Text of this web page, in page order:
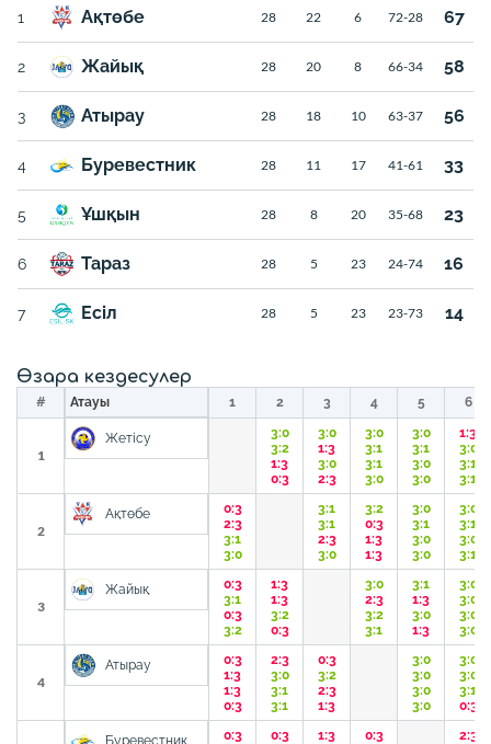
1 Ақтөбе 28 22 6 72-28 67
2 Жайық 28 20 8 66-34 58
3 Атырау 28 18 10 63-37 56
4 Буревестник 28 11 17 41-61 33
5 Ұшқын 28 8 20 35-68 23
6 Тараз 28 5 23 24-74 16
7 Есіл 28 5 23 23-73 14
Өзара кездесулер
# Атауы 1 2 3 4 5 6
1
Жетісу
3:0
3:2
1:3
0:3
3:0
1:3
3:0
2:3
3:0
3:1
3:1
3:0
3:0
3:1
3:0
3:0
1:3
3:0
3:1
3:1
2
Ақтөбе
0:3
2:3
3:1
3:0
3:1
3:1
2:3
3:0
3:2
0:3
1:3
1:3
3:0
3:1
3:0
3:0
3:0
3:1
3:0
3:1
3
Жайық
0:3
3:1
0:3
3:2
1:3
1:3
3:2
0:3
3:0
2:3
3:2
3:1
3:1
1:3
3:0
1:3
3:0
3:0
3:0
3:0
4
Атырау
0:3
1:3
1:3
0:3
2:3
3:0
3:1
3:1
0:3
3:2
2:3
1:3
3:0
3:0
3:0
3:0
3:0
3:0
3:1
0:3
Буревестник
0:3
0:3
1:3
0:3
2:3